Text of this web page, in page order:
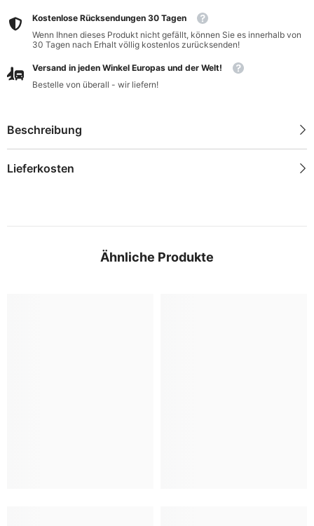
Kostenlose Rücksendungen 30 Tagen
Wenn Ihnen dieses Produkt nicht gefällt, können Sie es innerhalb von
30 Tagen nach Erhalt völlig kostenlos zurücksenden!
Versand in jeden Winkel Europas und der Welt!
Bestelle von überall - wir liefern!
Beschreibung
Lieferkosten
Ähnliche Produkte